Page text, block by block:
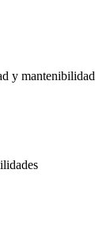
y mantenibilidad